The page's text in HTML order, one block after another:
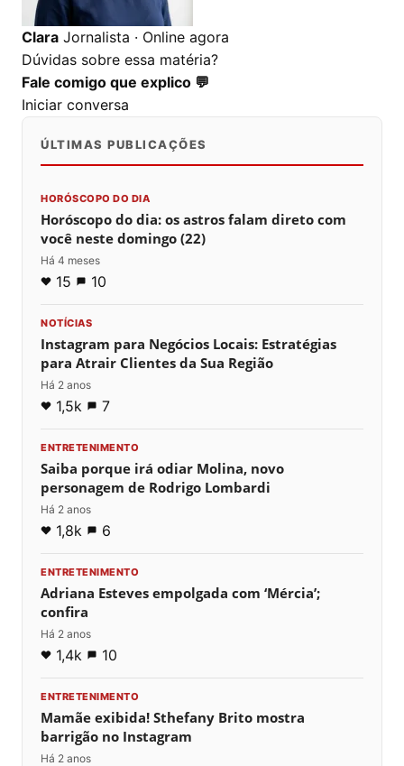
Clara Jornalista · Online agora
Dúvidas sobre essa matéria?
Fale comigo que explico 💬
Iniciar conversa
ÚLTIMAS PUBLICAÇÕES
HORÓSCOPO DO DIA
Horóscopo do dia: os astros falam direto com
você neste domingo (22)
Há 4 meses
15 10
NOTÍCIAS
Instagram para Negócios Locais: Estratégias
para Atrair Clientes da Sua Região
Há 2 anos
1,5k 7
ENTRETENIMENTO
Saiba porque irá odiar Molina, novo
personagem de Rodrigo Lombardi
Há 2 anos
1,8k 6
ENTRETENIMENTO
Adriana Esteves empolgada com ‘Mércia’;
confira
Há 2 anos
1,4k 10
ENTRETENIMENTO
Mamãe exibida! Sthefany Brito mostra
barrigão no Instagram
Há 2 anos